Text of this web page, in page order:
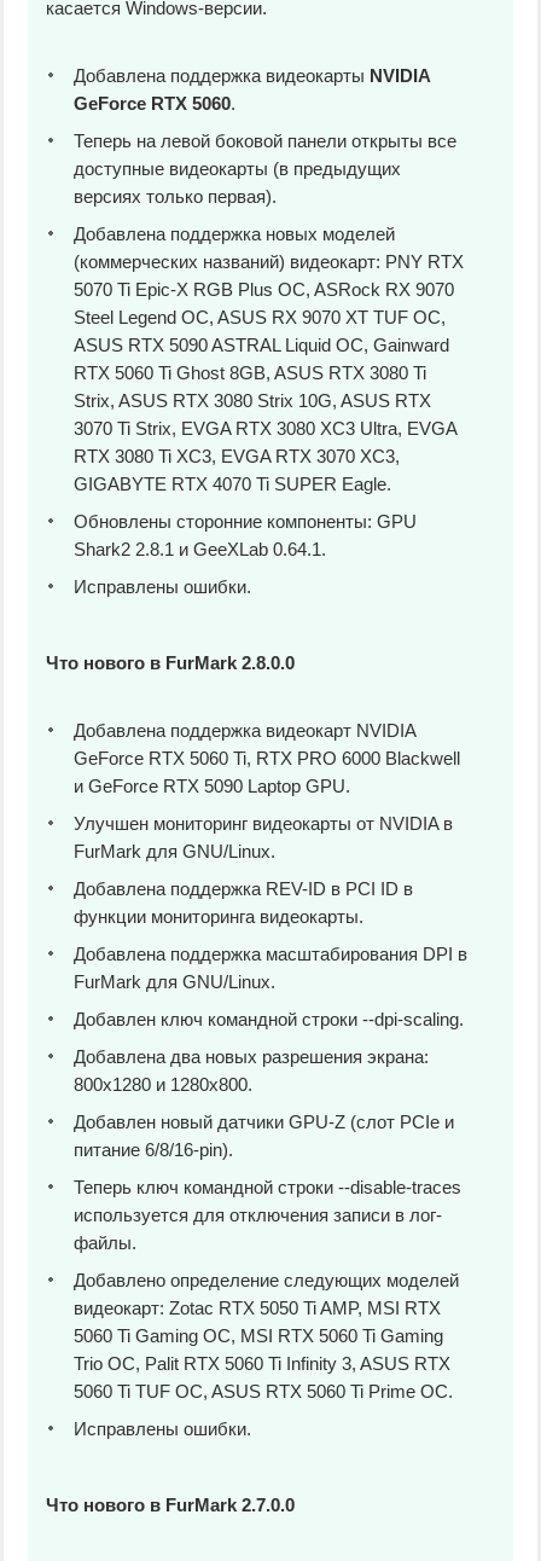
касается Windows-версии.
Добавлена поддержка видеокарты NVIDIA
GeForce RTX 5060.
Теперь на левой боковой панели открыты все
доступные видеокарты (в предыдущих
версиях только первая).
Добавлена поддержка новых моделей
(коммерческих названий) видеокарт: PNY RTX
5070 Ti Epic-X RGB Plus OC, ASRock RX 9070
Steel Legend OC, ASUS RX 9070 XT TUF OC,
ASUS RTX 5090 ASTRAL Liquid OC, Gainward
RTX 5060 Ti Ghost 8GB, ASUS RTX 3080 Ti
Strix, ASUS RTX 3080 Strix 10G, ASUS RTX
3070 Ti Strix, EVGA RTX 3080 XC3 Ultra, EVGA
RTX 3080 Ti XC3, EVGA RTX 3070 XC3,
GIGABYTE RTX 4070 Ti SUPER Eagle.
Обновлены сторонние компоненты: GPU
Shark2 2.8.1 и GeeXLab 0.64.1.
Исправлены ошибки.
Что нового в FurMark 2.8.0.0
Добавлена поддержка видеокарт NVIDIA
GeForce RTX 5060 Ti, RTX PRO 6000 Blackwell
и GeForce RTX 5090 Laptop GPU.
Улучшен мониторинг видеокарты от NVIDIA в
FurMark для GNU/Linux.
Добавлена поддержка REV-ID в PCI ID в
функции мониторинга видеокарты.
Добавлена поддержка масштабирования DPI в
FurMark для GNU/Linux.
Добавлен ключ командной строки --dpi-scaling.
Добавлена два новых разрешения экрана:
800x1280 и 1280x800.
Добавлен новый датчики GPU-Z (слот PCIe и
питание 6/8/16-pin).
Теперь ключ командной строки --disable-traces
используется для отключения записи в лог-
файлы.
Добавлено определение следующих моделей
видеокарт: Zotac RTX 5050 Ti AMP, MSI RTX
5060 Ti Gaming OC, MSI RTX 5060 Ti Gaming
Trio OC, Palit RTX 5060 Ti Infinity 3, ASUS RTX
5060 Ti TUF OC, ASUS RTX 5060 Ti Prime OC.
Исправлены ошибки.
Что нового в FurMark 2.7.0.0